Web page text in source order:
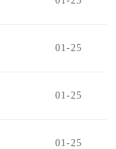
01-25
01-25
01-25